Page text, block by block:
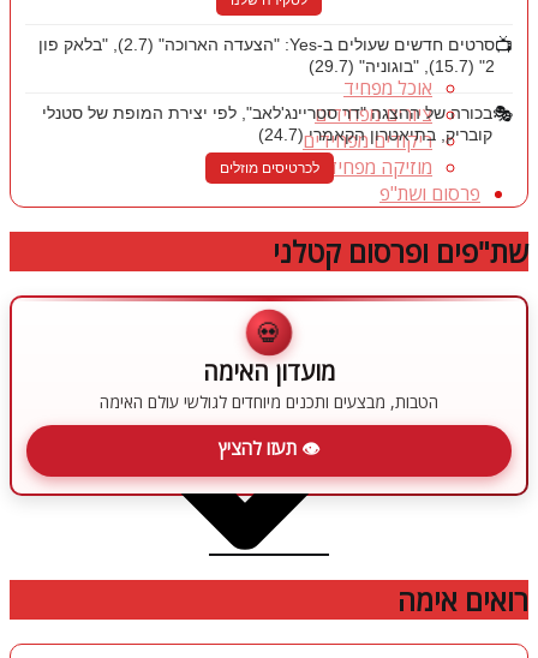
אוכל מפחיד
ציורים מפחידים
ריקודים מפחידים
מוזיקה מפחידה
פרסום ושת"פ
📺
סרטים חדשים שעולים ב-Yes: "הצעדה הארוכה" (2.7), "בלאק פון
2" (15.7), "בוגוניה" (29.7)
🎭בכורה של ההצגה "דר סטריינג'לאב", לפי יצירת המופת של סטנלי
קובריק, בתיאטרון הקאמרי (24.7)
לכרטיסים מוזלים
שת"פים ופרסום קטלני
💀
מועדון האימה
הטבות, מבצעים ותכנים מיוחדים לגולשי עולם האימה
👁 תעזו להציץ
רואים אימה